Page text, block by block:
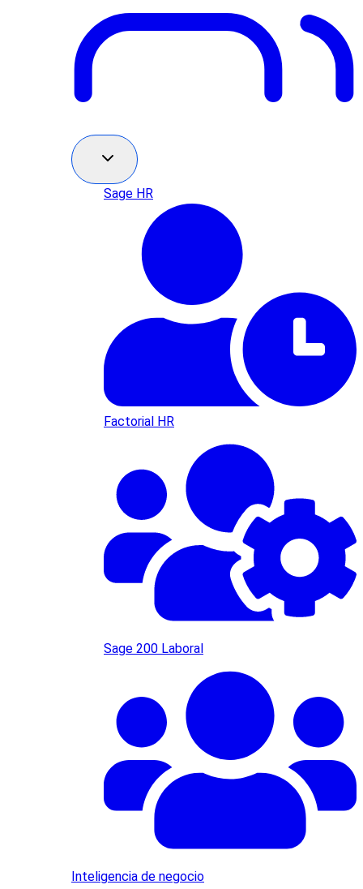
Sage HR
Factorial HR
Sage 200 Laboral
Inteligencia de negocio